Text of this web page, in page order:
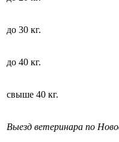
до 30 кг.
до 40 кг.
свыше 40 кг.
Выезд ветеринара по